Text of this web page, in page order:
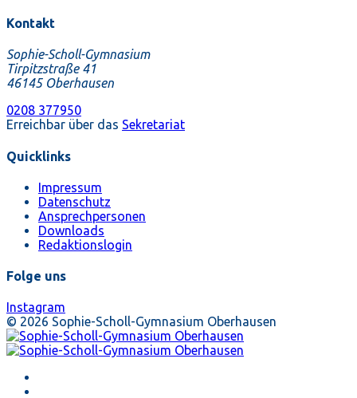
Kontakt
Sophie-Scholl-Gymnasium
Tirpitzstraße 41
46145 Oberhausen
0208 377950
Erreichbar über das Sekretariat
Quicklinks
Impressum
Datenschutz
Ansprechpersonen
Downloads
Redaktionslogin
Folge uns
Instagram
© 2026 Sophie-Scholl-Gymnasium Oberhausen